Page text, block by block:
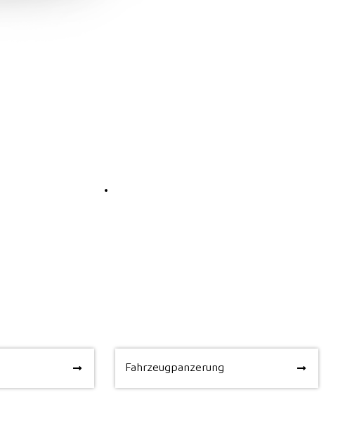
Fahrzeugpanzerung
Fahrzeugpanzerung